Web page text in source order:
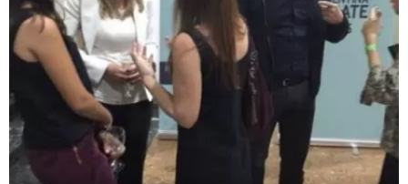
RECETAS
PALABRAS
HORÓSCOPO
Seguinos